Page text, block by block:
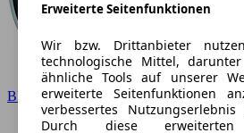
BMW
Erweiterte Seitenfunktionen
Wir bzw. Drittanbieter
technologische Mittel,
ähnliche Tools auf unserer
erweiterte Seitenfunktionen
verbessertes
Durch diese erweiterten